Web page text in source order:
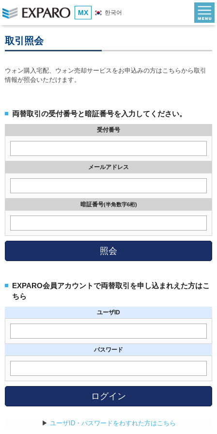
MX 한국어
取引照会
ウォン購入宅配、ウォン売却サービスをお申込みの方はこちらから取引
情報が照会いただけます。
両替取引の受付番号と暗証番号を入力してください。
受付番号
メールアドレス
暗証番号(半角数字6桁)
照会
EXPARO会員アカウントで両替取引を申し込まれえた方はこ
ちら
ユーザID
パスワード
ログイン
▶ ユーザID・パスワードをわすれた方はこちら